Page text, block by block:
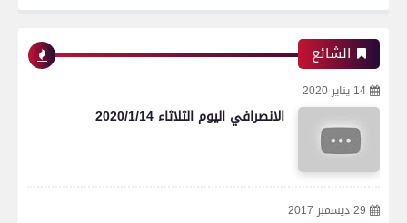
الشائع
14 يناير 2020
الانصرافي اليوم الثلاثاء 2020/1/14
29 ديسمبر 2017